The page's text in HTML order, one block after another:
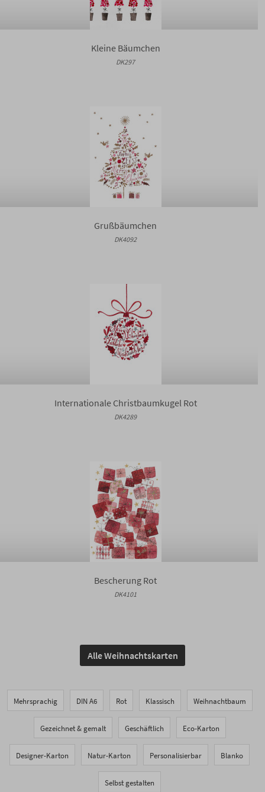
Kleine Bäumchen
DK297
Grußbäumchen
DK4092
Internationale Christbaumkugel Rot
DK4289
Bescherung Rot
DK4101
Alle Weihnachtskarten
Mehrsprachig DIN A6 Rot Klassisch Weihnachtbaum
Gezeichnet & gemalt Geschäftlich Eco-Karton
Designer-Karton Natur-Karton Personalisierbar Blanko
Selbst gestalten